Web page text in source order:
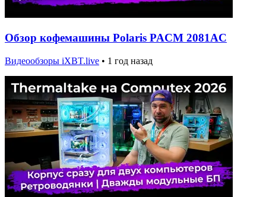
Обзор кофемашины Polaris PACM 2081AC
Видеообзоры iXBT.live • 1 год назад